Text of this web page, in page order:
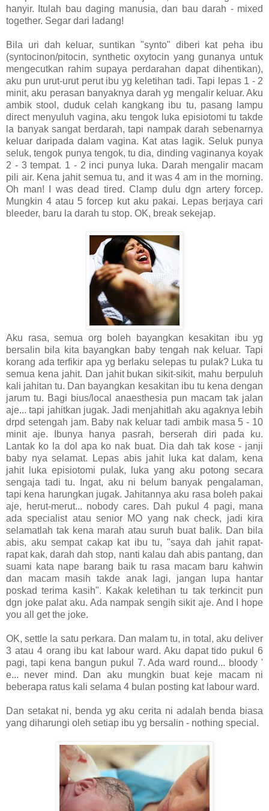
hanyir. Itulah bau daging manusia, dan bau darah - mixed
together. Segar dari ladang!
Bila uri dah keluar, suntikan "synto" diberi kat peha ibu
(syntocinon/pitocin, synthetic oxytocin yang gunanya untuk
mengecutkan rahim supaya perdarahan dapat dihentikan),
aku pun urut-urut perut ibu yg keletihan tadi. Tapi lepas 1 - 2
minit, aku perasan banyaknya darah yg mengalir keluar. Aku
ambik stool, duduk celah kangkang ibu tu, pasang lampu
direct menyuluh vagina, aku tengok luka episiotomi tu takde
la banyak sangat berdarah, tapi nampak darah sebenarnya
keluar daripada dalam vagina. Kat atas lagik. Seluk punya
seluk, tengok punya tengok, tu dia, dinding vaginanya koyak
2 - 3 tempat. 1 - 2 inci punya luka. Darah mengalir macam
pili air. Kena jahit semua tu, and it was 4 am in the morning.
Oh man! I was dead tired. Clamp dulu dgn artery forcep.
Mungkin 4 atau 5 forcep kut aku pakai. Lepas berjaya cari
bleeder, baru la darah tu stop. OK, break sekejap.
Aku rasa, semua org boleh bayangkan kesakitan ibu yg
bersalin bila kita bayangkan baby tengah nak keluar. Tapi
korang ada terfikir apa yg berlaku selepas tu pulak? Luka tu
semua kena jahit. Dan jahit bukan sikit-sikit, mahu berpuluh
kali jahitan tu. Dan bayangkan kesakitan ibu tu kena dengan
jarum tu. Bagi bius/local anaesthesia pun macam tak jalan
aje... tapi jahitkan jugak. Jadi menjahitlah aku agaknya lebih
drpd setengah jam. Baby nak keluar tadi ambik masa 5 - 10
minit aje. Ibunya hanya pasrah, berserah diri pada ku.
Lantak ko la dol apa ko nak buat. Dia dah tak kose - janji
baby nya selamat. Lepas abis jahit luka kat dalam, kena
jahit luka episiotomi pulak, luka yang aku potong secara
sengaja tadi tu. Ingat, aku ni belum banyak pengalaman,
tapi kena harungkan jugak. Jahitannya aku rasa boleh pakai
aje, herut-merut... nobody cares. Dah pukul 4 pagi, mana
ada specialist atau senior MO yang nak check, jadi kira
selamatlah tak kena marah atau suruh buat balik. Dan bila
abis, aku sempat cakap kat ibu tu, "saya dah jahit rapat-
rapat kak, darah dah stop, nanti kalau dah abis pantang, dan
suami kata nape barang baik tu rasa macam baru kahwin
dan macam masih takde anak lagi, jangan lupa hantar
poskad terima kasih". Kakak keletihan tu tak terkincit pun
dgn joke palat aku. Ada nampak sengih sikit aje. And I hope
you all get the joke.
OK, settle la satu perkara. Dan malam tu, in total, aku deliver
3 atau 4 orang ibu kat labour ward. Aku dapat tido pukul 6
pagi, tapi kena bangun pukul 7. Ada ward round... bloody '
e... never mind. Dan aku mungkin buat keje macam ni
beberapa ratus kali selama 4 bulan posting kat labour ward.
Dan setakat ni, benda yg aku cerita ni adalah benda biasa
yang diharungi oleh setiap ibu yg bersalin - nothing special.